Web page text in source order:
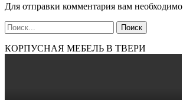
Для отправки комментария вам необходимо
КОРПУСНАЯ МЕБЕЛЬ В ТВЕРИ